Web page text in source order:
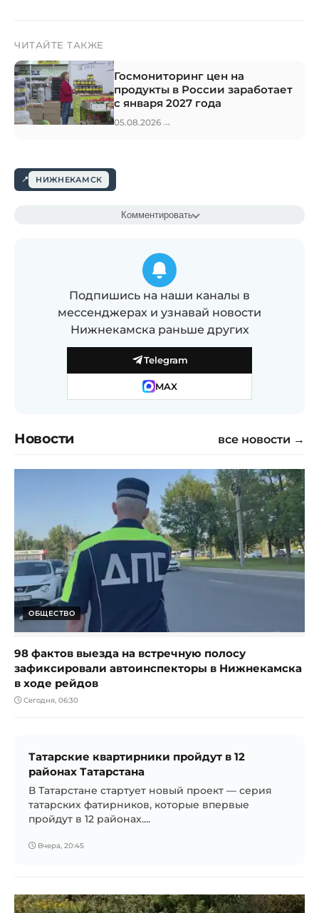
ЧИТАЙТЕ ТАКЖЕ
Госмониторинг цен на
продукты в России заработает
с января 2027 года
05.08.2026 →
НИЖНЕКАМСК
Комментировать
Подпишись на наши каналы в
мессенджерах и узнавай новости
Нижнекамска раньше других
Telegram
MAX
Новости все новости →
ОБЩЕСТВО
98 фактов выезда на встречную полосу
зафиксировали автоинспекторы в Нижнекамска
в ходе рейдов
Сегодня, 06:30
Татарские квартирники пройдут в 12
районах Татарстана
В Татарстане стартует новый проект — серия
татарских фатирников, которые впервые
пройдут в 12 районах....
Вчера, 20:45